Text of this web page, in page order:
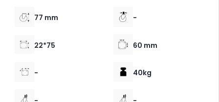
77 mm -
22*75 60 mm
- 40kg